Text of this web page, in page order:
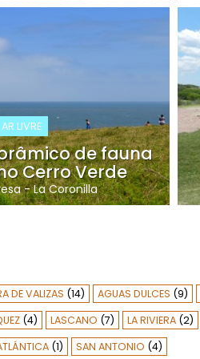
AR LIVRE
de fauna
Cerro Verde
-La Coronilla
DE VALIZAS (14) AGUAS DULCES (9)
(4) LASCANO (7) LA RIVIERA (2)
(1) SAN ANTONIO (4)